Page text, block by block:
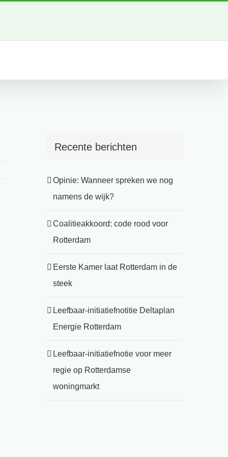
Recente berichten
Opinie: Wanneer spreken we nog
namens de wijk?
Coalitieakkoord: code rood voor
Rotterdam
Eerste Kamer laat Rotterdam in de
steek
Leefbaar-initiatiefnotitie Deltaplan
Energie Rotterdam
Leefbaar-initiatiefnotie voor meer
regie op Rotterdamse
woningmarkt